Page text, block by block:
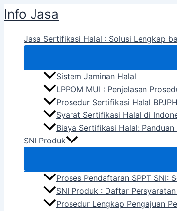
Skip
to
content
Info Jasa
Jasa Sertifikasi Halal : Solusi Lengkap
Sistem Jaminan Halal
LPPOM MUI : Penjelasan
Prosedur Sertifikasi Halal
Syarat Sertifikasi Halal di
Biaya Sertifikasi Halal:
SNI Produk
Proses Pendaftaran SPPT SNI:
SNI Produk : Daftar
Prosedur Lengkap Pengajuan